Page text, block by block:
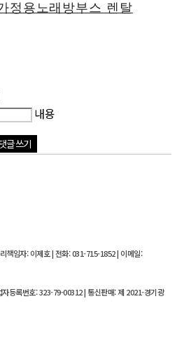
정용노래방부스 렌탈
내용
댓글 쓰기
책임자: 이제호 | 전화: 031-715-1852 | 이메일:
자등록번호:323-79-00312| 통신판매:제 2021-경기광